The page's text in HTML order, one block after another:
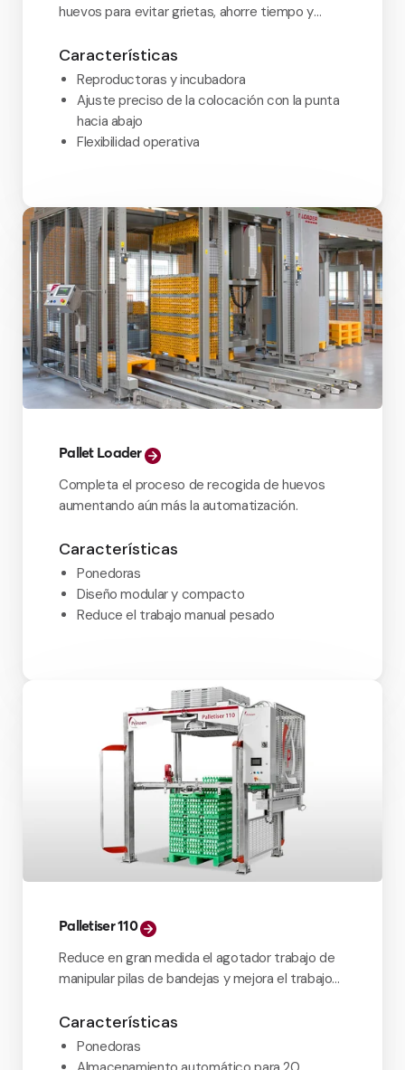
huevos para evitar grietas, ahorre tiempo y
Características
Reproductoras y incubadora
Ajuste preciso de la colocación con la punta
hacia abajo
Flexibilidad operativa
Pallet Loader
Completa el proceso de recogida de huevos
aumentando aún más la automatización.
Características
Ponedoras
Diseño modular y compacto
Reduce el trabajo manual pesado
Palletiser 110
Reduce en gran medida el agotador trabajo de
manipular pilas de bandejas y mejora el trabajo
Características
Ponedoras